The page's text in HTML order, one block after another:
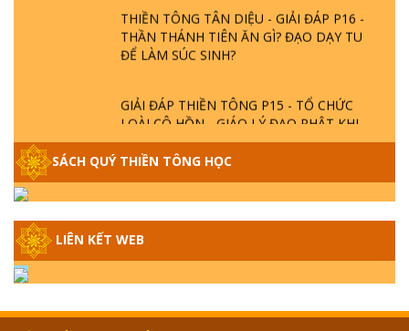
THIỀN TÔNG TÂN DIỆU - GIẢI ĐÁP P16 -
THẦN THÁNH TIÊN ĂN GÌ? ĐẠO DẠY TU
ĐỂ LÀM SÚC SINH?
GIẢI ĐÁP THIỀN TÔNG P15 - TỔ CHỨC
LOÀI CÔ HỒN - GIÁO LÝ ĐẠO PHẬT KHI
GIẢI ĐÁP THIỀN TÔNG ĐẶC BIỆT - P14 -
NGUỒN GỐC ÂM LỊCH DƯƠNG LỊCH -
TẦNG BÌNH LƯU LỚN ĐẾN ĐÂU
CON NGƯỜI TU THÀNH PHẬT ĐƯỢC
SÁCH QUÝ THIỀN TÔNG HỌC
LIÊN KẾT WEB